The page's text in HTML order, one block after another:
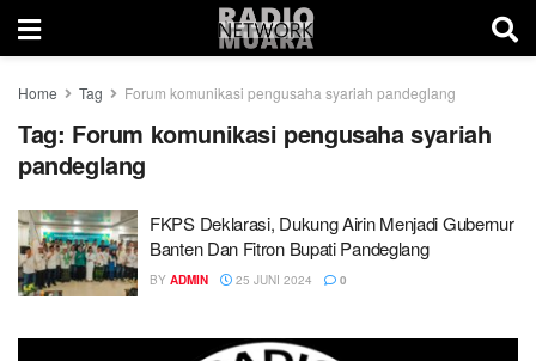
Home Tag Forum komunikasi pengusaha syariah pandeglang
Tag: Forum komunikasi pengusaha syariah
pandeglang
FKPS Deklarasi, Dukung Airin Menjadi Gubernur
Banten Dan Fitron Bupati Pandeglang
BY ADMIN 25 JUNI 2024 0